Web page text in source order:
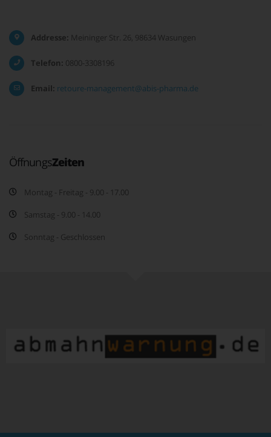
Addresse: Meininger Str. 26, 98634 Wasungen
Telefon: 0800-3308196
Email: retoure-management@abis-pharma.de
ÖffnungsZeiten
Montag - Freitag - 9.00 - 17.00
Samstag - 9.00 - 14.00
Sonntag - Geschlossen